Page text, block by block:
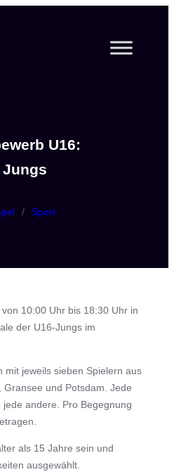
U16:
/ Sport
10:00 Uhr bis 18:30 Uhr in
der U16-Jungs im
mit jeweils sieben Spielern aus
und Potsdam. Jede
andere. Pro Begegnung
als 15 Jahre sein und
ausgewählt.